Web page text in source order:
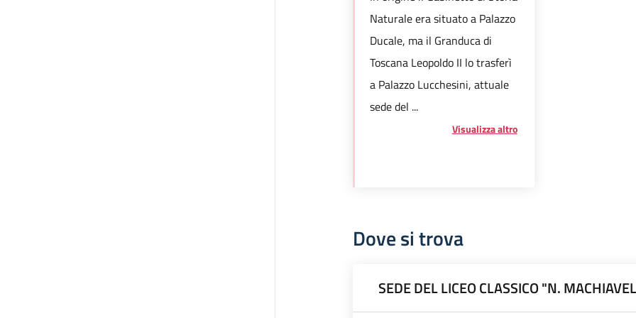
Naturale era situato a Palazzo
Ducale, ma il Granduca di
Toscana Leopoldo II lo trasferì
a Palazzo Lucchesini, attuale
sede del ...
Visualizza altro
Dove si trova
SEDE DEL LICEO CLASSICO "N.